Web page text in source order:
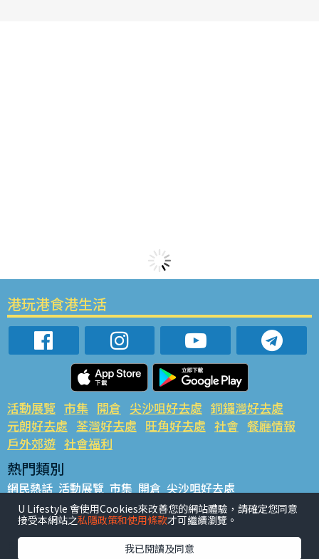
港玩港食港生活
活動展覽 市集 開倉 尖沙咀好去處 銅鑼灣好去處
元朗好去處 荃灣好去處 旺角好去處 社會 餐廳情報
戶外郊遊 社會福利
熱門類別
網民熱話 活動展覽 市集 開倉 尖沙咀好去處
銅鑼灣好去處 元朗好去處 荃灣好去處 旺角好去處 社會
餐廳情報 戶外郊遊
熱門標籤
U Lifestyle 會使用Cookies來改善您的網站體驗，請確定您同意
接受本網站之私隱政策和使用條款才可繼續瀏覽。
我已閱讀及同意